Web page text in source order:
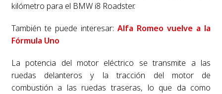
kilómetro para el BMW i8 Roadster.
También te puede interesar: Alfa Romeo vuelve a la
Fórmula Uno
La potencia del motor eléctrico se transmite a las
ruedas delanteros y la tracción del motor de
combustión a las ruedas traseras, lo que da como